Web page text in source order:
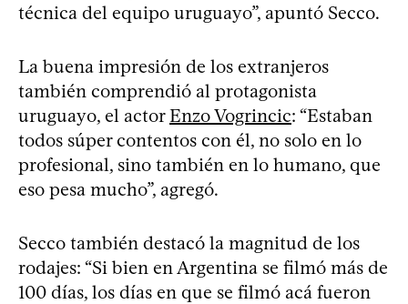
técnica del equipo uruguayo”, apuntó Secco.
La buena impresión de los extranjeros
también comprendió al protagonista
uruguayo, el actorEnzo Vogrincic: “Estaban
todos súper contentos con él, no solo en lo
profesional, sino también en lo humano, que
eso pesa mucho”, agregó.
Secco también destacó la magnitud de los
rodajes: “Si bien en Argentina se filmó más de
100 días, los días en que se filmó acá fueron